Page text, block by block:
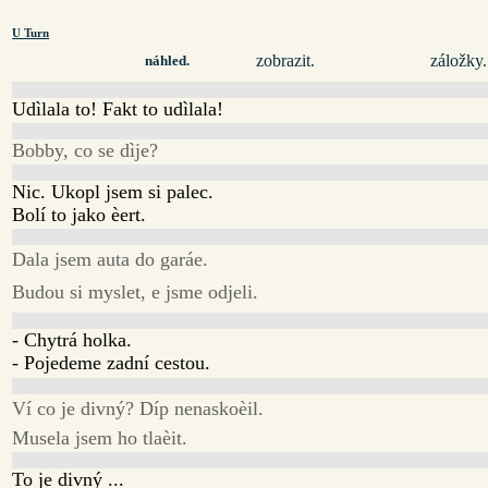
U Turn
náhled. zobrazit. záložky.
Udìlala to! Fakt to udìlala!
Bobby, co se dìje?
Nic. Ukopl jsem si palec.
Bolí to jako èert.
Dala jsem auta do garáe.
Budou si myslet, e jsme odjeli.
- Chytrá holka.
- Pojedeme zadní cestou.
Ví co je divný? Díp nenaskoèil.
Musela jsem ho tlaèit.
To je divný ...